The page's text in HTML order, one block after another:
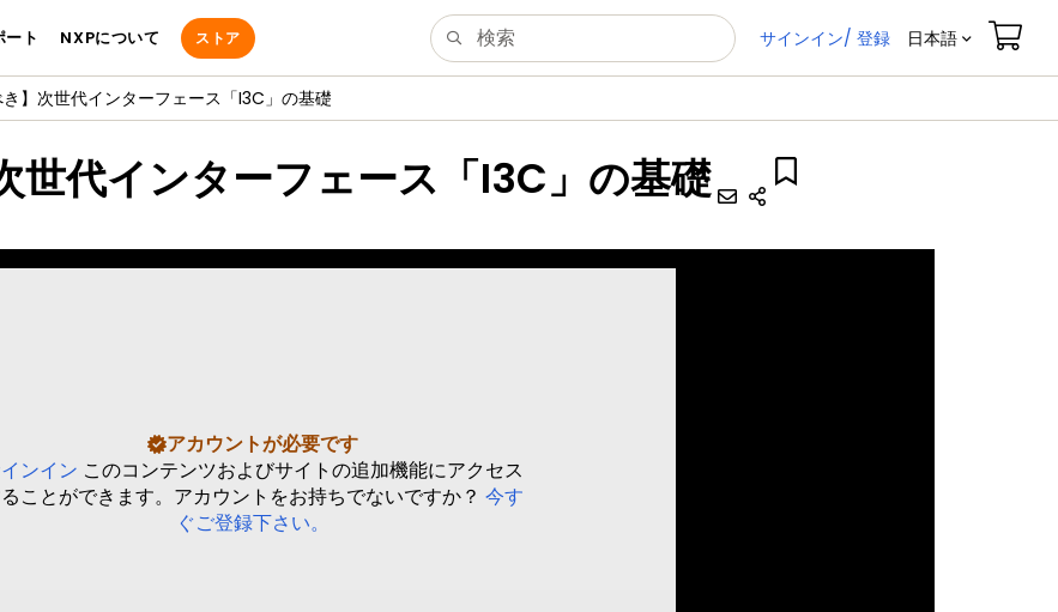
ート NXPについて ストア サインイン/ 登録 日本語
き】次世代インターフェース「I3C」の基礎
世代インターフェース「I3C」の基礎
アカウントが必要です
ンイン このコンテンツおよびサイトの追加機能にアクセス
ことができます。アカウントをお持ちでないですか？今す
ぐご登録下さい。